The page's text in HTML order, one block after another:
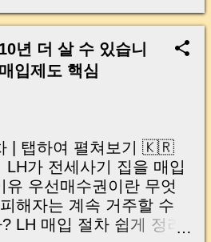
to Avoid MoneyLog
이런 생각 해보신 적 있으
냥 돈 보내고 끝나는 거 아
에서 보면 전혀 그렇지 않
류 몇 장 처리하는 날’이 아
간 입니다. 실제로 제가
일입니다. 금요일 오후 3
송금이 멈췄고 그 자리에
아찔한 상황이 있었습니
게 말씀하십니다. “내 대출
안 들어오죠?” “매도인이 대
년 더 살 수 있습니
입제도 핵심
| 탭하여 펼쳐보기 🇰🇷
LH가 전세사기 집을 매입
유 우선매수권이란 무엇
해자는 계속 거주할 수
LH 매입 절차 쉽게 정리